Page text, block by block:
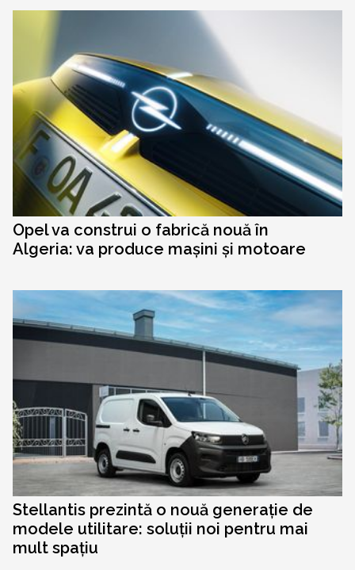
Opel va construi o fabrică nouă în
Algeria: va produce mașini și motoare
Stellantis prezintă o nouă generație de
modele utilitare: soluții noi pentru mai
mult spațiu